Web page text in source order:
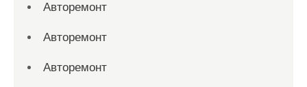
Авторемонт
Авторемонт
Авторемонт